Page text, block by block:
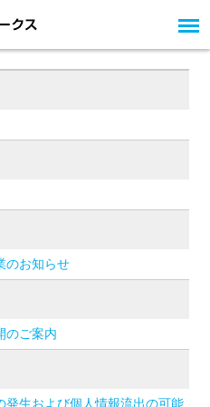
のお知らせ
のご案内
発生および個人情報流出の可能